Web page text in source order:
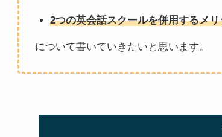
2つの英会話スクールを併用するメリ
について書いていきたいと思います。